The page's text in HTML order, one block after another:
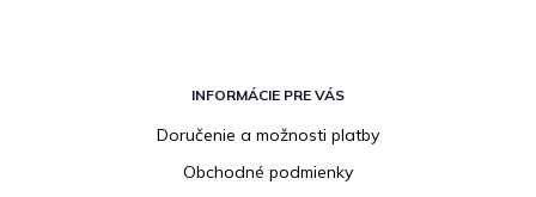
INFORMÁCIE PRE VÁS
Doručenie a možnosti platby
Obchodné podmienky